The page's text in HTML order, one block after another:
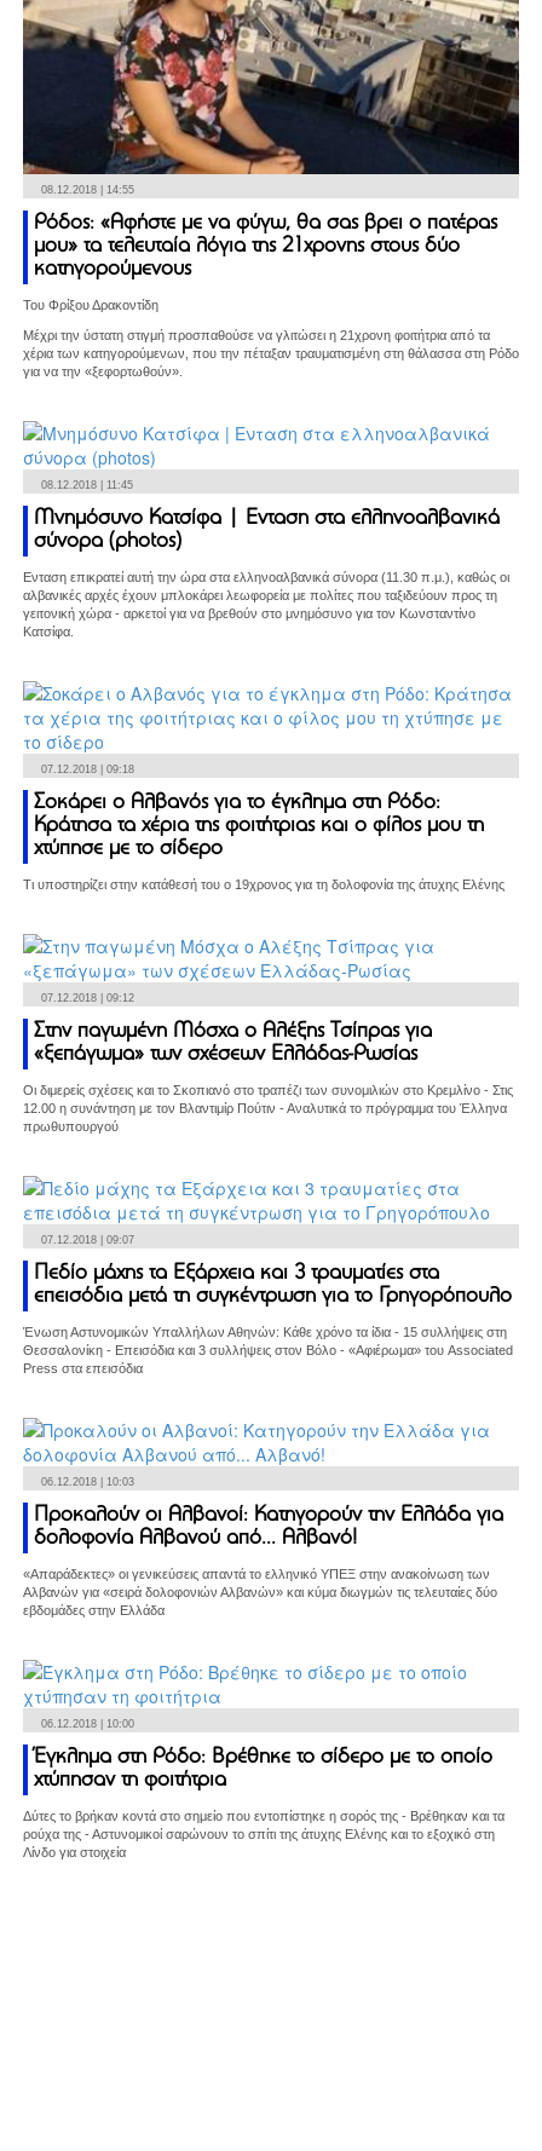
08.12.2018 | 14:55
Ρόδος: «Αφήστε με να φύγω, θα σας βρει ο πατέρας
μου» τα τελευταία λόγια της 21χρονης στους δύο
κατηγορούμενους
Του Φρίξου Δρακοντίδη
Μέχρι την ύστατη στιγμή προσπαθούσε να γλιτώσει η 21χρονη φοιτήτρια από τα
χέρια των κατηγορούμενων, που την πέταξαν τραυματισμένη στη θάλασσα στη Ρόδο
για να την «ξεφορτωθούν».
08.12.2018 | 11:45
Μνημόσυνο Κατσίφα | Ενταση στα ελληνοαλβανικά
σύνορα (photos)
Ενταση επικρατεί αυτή την ώρα στα ελληνοαλβανικά σύνορα (11.30 π.μ.), καθώς οι
αλβανικές αρχές έχουν μπλοκάρει λεωφορεία με πολίτες που ταξιδεύουν προς τη
γειτονική χώρα - αρκετοί για να βρεθούν στο μνημόσυνο για τον Κωνσταντίνο
Κατσίφα.
07.12.2018 | 09:18
Σοκάρει ο Αλβανός για το έγκλημα στη Ρόδο:
Κράτησα τα χέρια της φοιτήτριας και ο φίλος μου τη
χτύπησε με το σίδερο
Τι υποστηρίζει στην κατάθεσή του ο 19χρονος για τη δολοφονία της άτυχης Ελένης
07.12.2018 | 09:12
Στην παγωμένη Μόσχα ο Αλέξης Τσίπρας για
«ξεπάγωμα» των σχέσεων Ελλάδας-Ρωσίας
Οι διμερείς σχέσεις και το Σκοπιανό στο τραπέζι των συνομιλιών στο Κρεμλίνο - Στις
12.00 η συνάντηση με τον Βλαντιμίρ Πούτιν - Αναλυτικά το πρόγραμμα του Έλληνα
πρωθυπουργού
07.12.2018 | 09:07
Πεδίο μάχης τα Εξάρχεια και 3 τραυματίες στα
επεισόδια μετά τη συγκέντρωση για το Γρηγορόπουλο
Ένωση Αστυνομικών Υπαλλήλων Αθηνών: Κάθε χρόνο τα ίδια - 15 συλλήψεις στη
Θεσσαλονίκη - Επεισόδια και 3 συλλήψεις στον Βόλο - «Αφιέρωμα» του Associated
Press στα επεισόδια
06.12.2018 | 10:03
Προκαλούν οι Αλβανοί: Κατηγορούν την Ελλάδα για
δολοφονία Αλβανού από... Αλβανό!
«Απαράδεκτες» οι γενικεύσεις απαντά το ελληνικό ΥΠΕΞ στην ανακοίνωση των
Αλβανών για «σειρά δολοφονιών Αλβανών» και κύμα διωγμών τις τελευταίες δύο
εβδομάδες στην Ελλάδα
06.12.2018 | 10:00
Έγκλημα στη Ρόδο: Βρέθηκε το σίδερο με το οποίο
χτύπησαν τη φοιτήτρια
Δύτες το βρήκαν κοντά στο σημείο που εντοπίστηκε η σορός της - Βρέθηκαν και τα
ρούχα της - Αστυνομικοί σαρώνουν το σπίτι της άτυχης Ελένης και το εξοχικό στη
Λίνδο για στοιχεία